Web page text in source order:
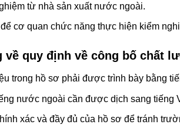
từ nhà sản xuất nước ngoài.
cơ quan chức năng thực hiện kiểm
về quy định về công bố chất
trong hồ sơ phải được trình bày bằng
nước ngoài cần được dịch sang tiếng
xác và đầy đủ của hồ sơ để tránh